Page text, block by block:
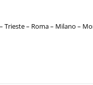
– Trieste – Roma – Milano –